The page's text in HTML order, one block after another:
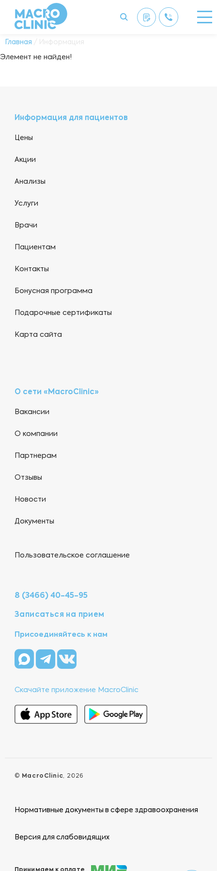
Главная / Информация
Элемент не найден!
Информация для пациентов
Цены
Акции
Анализы
Услуги
Врачи
Пациентам
Контакты
Бонусная программа
Подарочные сертификаты
Карта сайта
О сети «MacroClinic»
Вакансии
О компании
Партнерам
Отзывы
Новости
Документы
Пользовательское соглашение
8 (3466) 40-45-95
Записаться на прием
Присоединяйтесь к нам
Скачайте приложение MacroClinic
© MacroClinic, 2026
Нормативные документы в сфере здравоохранения
Версия для слабовидящих